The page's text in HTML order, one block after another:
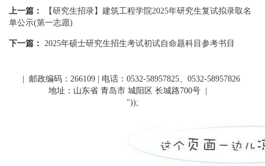
上一篇：
【研究生招录】建筑工程学院2025年研究生复试拟录取名
单公示(第一志愿)
下一篇： 2025年硕士研究生招生考试初试自命题科目参考书目
| 邮政编码：266109 | 电话：0532-58957825、0532-58957826
地址：山东省 青岛市 城阳区 长城路700号
"));